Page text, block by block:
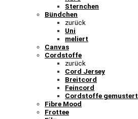
Sternchen
Bündchen
zurück
Uni
meliert
Canvas
Cordstoffe
zurück
Cord Jersey
Breitcord
Feincord
Cordstoffe gemustert
Fibre Mood
Frottee